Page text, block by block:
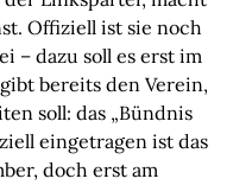
Offiziell ist sie noch
– dazu soll es erst im
bereits den Verein,
soll: das „Bündnis
eingetragen ist das
doch erst am